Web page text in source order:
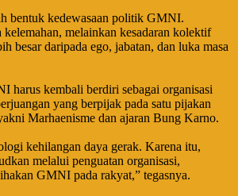
bentuk kedewasaan politik GMNI.
kelemahan, melainkan kesadaran kolektif
besar daripada ego, jabatan, dan luka masa
harus kembali berdiri sebagai organisasi
yang berpijak pada satu pijakan
Marhaenisme dan ajaran Bung Karno.
kehilangan daya gerak. Karena itu,
melalui penguatan organisasi,
GMNI pada rakyat,” tegasnya.